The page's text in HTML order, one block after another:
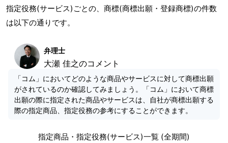
指定役務(サービス)ごとの、商標(商標出願・登録商標)の件数
は以下の通りです。
弁理士
大瀬 佳之のコメント
「コム」においてどのような商品やサービスに対して商標出願
がされているのか確認してみましょう。「コム」において商標
出願の際に指定された商品やサービスは、自社が商標出願する
際の指定商品、指定役務の参考にすることができます。
指定商品・指定役務(サービス)一覧 (全期間)